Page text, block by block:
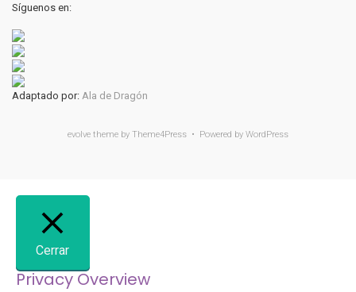
Síguenos en:
Adaptado por: Ala de Dragón
evolve theme by Theme4Press • Powered by WordPress
Cerrar
Privacy Overview